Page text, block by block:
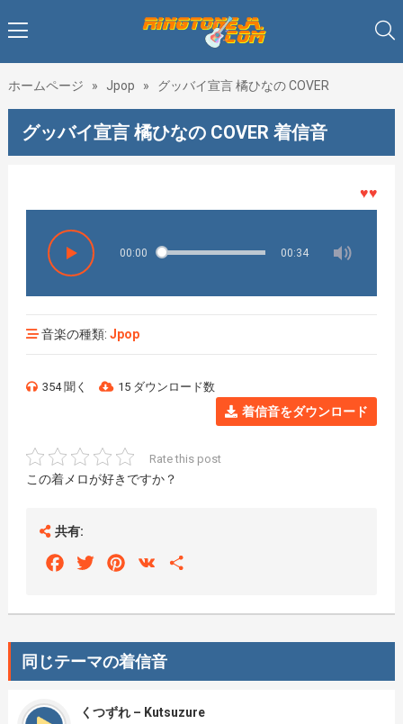
ホームページ » Jpop » グッバイ宣言 橘ひなの COVER
グッバイ宣言 橘ひなの COVER 着信音
♥♥♥着メ
00:00 00:34
音楽の種類: Jpop
354 聞く 15 ダウンロード数
着信音をダウンロード
Rate this post
この着メロが好きですか？
共有:
FacebookTwitterPinterest
VK
同じテーマの着信音
くつずれ – Kutsuzure